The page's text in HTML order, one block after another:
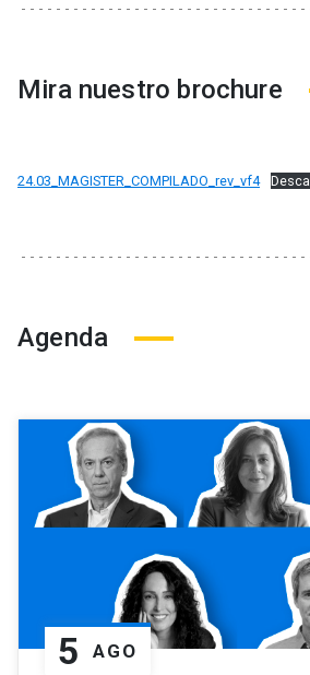
Mira nuestro brochure
24.03_MAGISTER_COMPILADO_rev_vf4
Agenda
5 AGO